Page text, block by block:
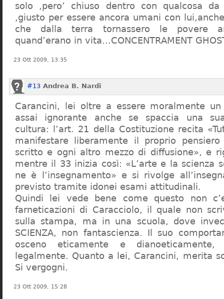
solo ,pero’ chiuso dentro con qualcosa
,giusto per essere ancora umani con
che dalla terra tornassero le povere
quand’erano in vita…CONCENTRAMENT
23 Ott 2009, 13:35
#13 Andrea B. Nardi
Carancini, lei oltre a essere moralmente
assai ignorante anche se spaccia una
cultura: l’art. 21 della Costituzione recita
manifestare liberamente il proprio
scritto e ogni altro mezzo di diffusione», e
mentre il 33 inizia così: «L’arte e la scienza
ne è l’insegnamento» e si rivolge
previsto tramite idonei esami attitudinali.
Quindi lei vede bene come questo non
farneticazioni di Caracciolo, il quale non
sulla stampa, ma in una scuola, dove
SCIENZA, non fantascienza. Il suo
osceno eticamente e dianoeticamente,
legalmente. Quanto a lei, Carancini, merita
Si vergogni.
23 Ott 2009, 15:28